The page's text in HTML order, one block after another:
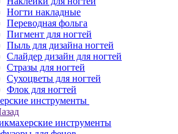
Ногти накладные
Переводная фольга
Пигмент для ногтей
Пыль для дизайна ногтей
Слайдер дизайн для ногтей
Стразы для ногтей
Сухоцветы для ногтей
Флок для ногтей
инструменты
инструменты